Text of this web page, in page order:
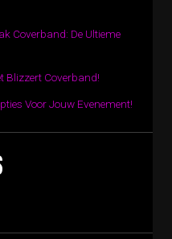
Coverband: De Ultieme
Blizzert Coverband!
Voor Jouw Evenement!